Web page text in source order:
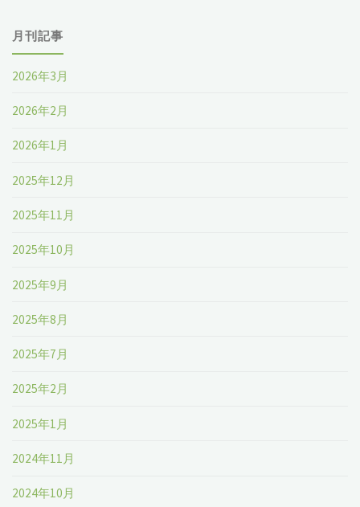
月刊記事
2026年3月
2026年2月
2026年1月
2025年12月
2025年11月
2025年10月
2025年9月
2025年8月
2025年7月
2025年2月
2025年1月
2024年11月
2024年10月